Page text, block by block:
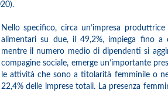
Nello specifico, circa un’impresa
alimentari su due, il 49,2%, impiega fino a
mentre il numero medio di dipendenti si
compagine sociale, emerge un’importante
le attività che sono a titolarità femminile o
22,4% delle imprese totali. La presenza